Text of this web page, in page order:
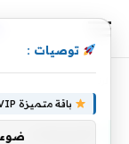
توصيات :
باقة متميزة VIP (كود: AA35872):
ضوء